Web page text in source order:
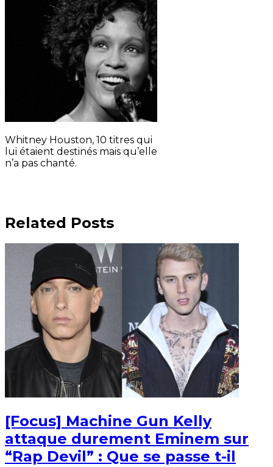
Whitney Houston, 10 titres qui
lui étaient destinés mais qu’elle
n’a pas chanté.
Related Posts
[Focus] Machine Gun Kelly
attaque durement Eminem sur
“Rap Devil” : Que se passe t-il